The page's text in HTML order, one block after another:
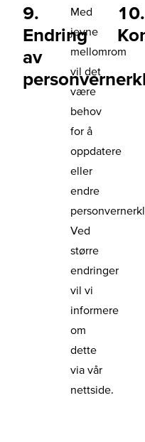
9.
Endring
av
Med
jevne
mellomrom
vil det
være
behov
for å
oppdatere
eller
endre
Ved
større
endringer
vil vi
informere
om
dette
via vår
nettside.
10.